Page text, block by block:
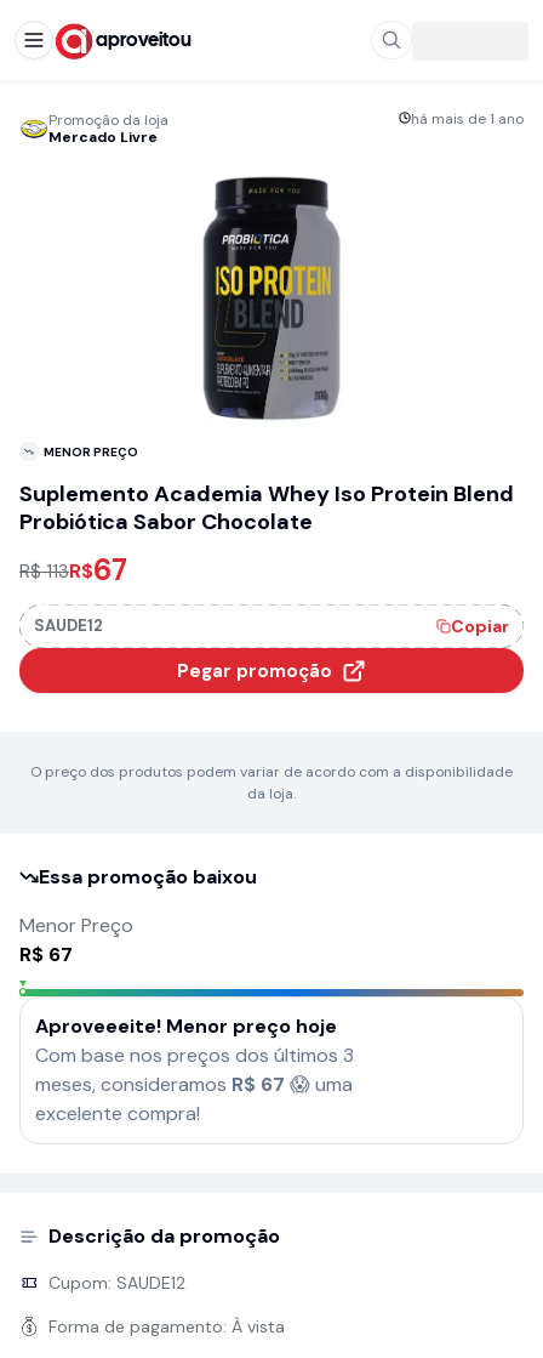
aproveitou
Promoção da loja
Mercado Livre
há mais de 1 ano
MENOR PREÇO
Suplemento Academia Whey Iso Protein Blend
Probiótica Sabor Chocolate
R$ 113R$67
SAUDE12 Copiar
Pegar promoção
O preço dos produtos podem variar de acordo com a disponibilidade
da loja.
Essa promoção baixou
Menor Preço
R$ 67
Aproveeeite! Menor preço hoje
Com base nos preços dos últimos 3
meses, consideramos R$ 67 😱 uma
excelente compra!
Descrição da promoção
Cupom: SAUDE12
Forma de pagamento: À vista